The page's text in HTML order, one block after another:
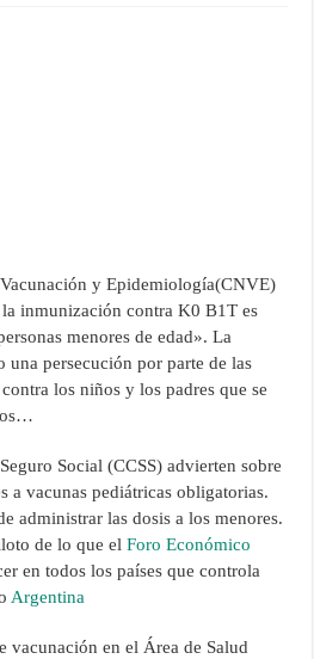
y Epidemiología(CNVE)
inmunización contra K0 B1T es
menores de edad». La
una persecución por parte de las
los niños y los padres que se
Social (CCSS) advierten sobre
a vacunas pediátricas obligatorias.
administrar las dosis a los menores.
de lo que elForo Económico
en todos los países que controla
Argentina
vacunación en el Área de Salud